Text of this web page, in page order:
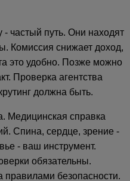
- частый путь. Они находят
Комиссия снижает доход,
это удобно. Позже можно
Проверка агентства
должна быть.
Медицинская справка
Спина, сердце, зрение -
- ваш инструмент.
обязательны.
правилами безопасности.